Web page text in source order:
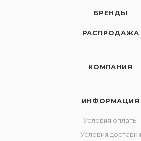
БРЕНДЫ
РАСПРОДАЖА
КОМПАНИЯ
ИНФОРМАЦИЯ
Условия оплаты
Условия доставки